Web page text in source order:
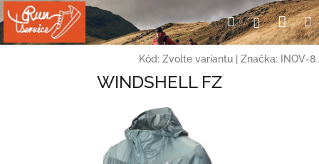
na
obsah
HledatPřihlášení
Kód: Zvolte variantu Značka: INOV-8
WINDSHELL FZ